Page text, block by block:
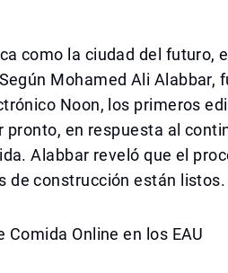
como la ciudad del futuro,
Mohamed Ali Alabbar,
Noon, los primeros
pronto, en respuesta al
Alabbar reveló que el
de construcción están listos.
Online en los EAU